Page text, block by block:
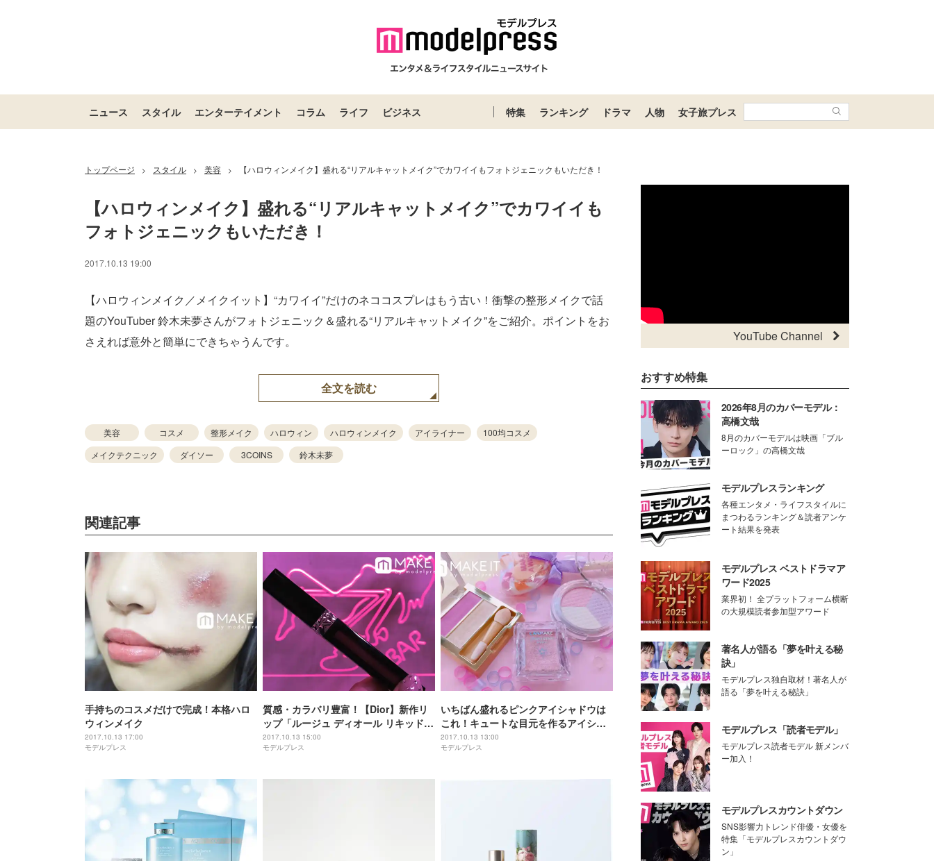
ニュース スタイル エンターテイメント コラム ライフ ビジネス 特集 ランキング ドラマ 人物 女子旅プレス
トップページ > スタイル > 美容 > 【ハロウィンメイク】盛れる“リアルキャットメイク”でカワイイもフォトジェニックもいただき！
Unmute /
【ハロウィンメイク】盛れる“リアルキャットメイク”でカワイイも
フォトジェニックもいただき！
2017.10.13 19:00
【ハロウィンメイク／メイクイット】“カワイイ”だけのネココスプレはもう古い！衝撃の整形メイクで話
題のYouTuber 鈴木未夢さんがフォトジェニック＆盛れる“リアルキャットメイク”をご紹介。ポイントをお
さえれば意外と簡単にできちゃうんです。
全文を読む
美容 コスメ 整形メイク ハロウィン ハロウィンメイク アイライナー
100均コスメ
メイクテクニック
ダイソー 3COINS 鈴木未夢
関連記事
手持ちのコスメだけで完成！本格ハロ
ウィンメイク
2017.10.13 17:00
モデルプレス
質感・カラバリ豊富！【Dior】新作リ
ップ「ルージュ ディオール リキッド」
で運命の唇を発見
2017.10.13 15:00
モデルプレス
いちばん盛れるピンクアイシャドウは
これ！キュートな目元を作るアイシャ
ドウ6選
2017.10.13 13:00
モデルプレス
YouTube Channel
おすすめ特集
2026年8月のカバーモデル：
高橋文哉
8月のカバーモデルは映画「ブル
ーロック」の高橋文哉
モデルプレスランキング
各種エンタメ・ライフスタイルに
まつわるランキング＆読者アンケ
ート結果を発表
モデルプレス ベストドラマア
ワード2025
業界初！ 全プラットフォーム横断
の大規模読者参加型アワード
著名人が語る「夢を叶える秘
訣」
モデルプレス独自取材！著名人が
語る「夢を叶える秘訣」
モデルプレス「読者モデル」
モデルプレス読者モデル 新メンバ
ー加入！
モデルプレスカウントダウン
SNS影響力トレンド俳優・女優を
特集「モデルプレスカウントダウ
ン」